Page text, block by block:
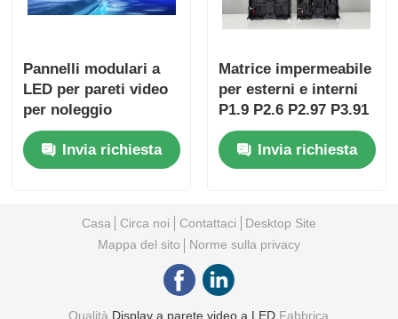
Pannelli modulari a
LED per pareti video
per noleggio
palcoscenico e
spettacoli itineranti
Invia richiesta
Matrice impermeabile
per esterni e interni
P1.9 P2.6 P2.97 P3.91
Media a noleggio
Schermo a LED Video
Wall
Invia richiesta
Casa Circa noi Contattaci
Desktop Site
Mappa del sito
Norme sulla privacy
Qualità Display a parete video a LED Fabbrica